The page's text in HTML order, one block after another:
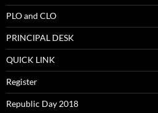
PLO and CLO
PRINCIPAL DESK
QUICK LINK
Register
Republic Day 2018